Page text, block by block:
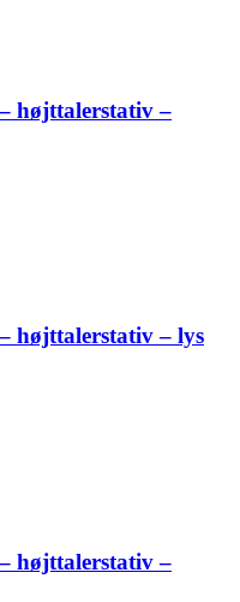
højttalerstativ –
højttalerstativ – lys
højttalerstativ –